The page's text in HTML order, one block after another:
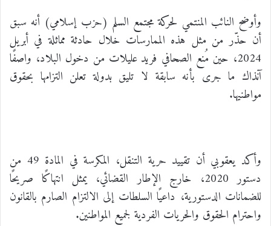
وأوضح النائب المنتمي لحركة مجتمع السلم (حزب إسلامي) أنه سبق
أن حذّر من مثل هذه الممارسات خلال حادثة مماثلة في أبريل
2024، حين مُنع الصحافي فريد عليلات من دخول البلاد، واصفًا
آنذاك ما جرى بأنه سابقة لا تليق بدولة تعلن التزامها بحقوق
مواطنيها.
وأكد يعقوبي أن تقييد حرية التنقل، المكرسة في المادة 49 من
دستور 2020، خارج الإطار القضائي، يمثل انتهاكًا صريحًا
للضمانات الدستورية، داعيًا السلطات إلى الالتزام الصارم بالقانون
واحترام الحقوق والحريات الفردية لجميع المواطنين.